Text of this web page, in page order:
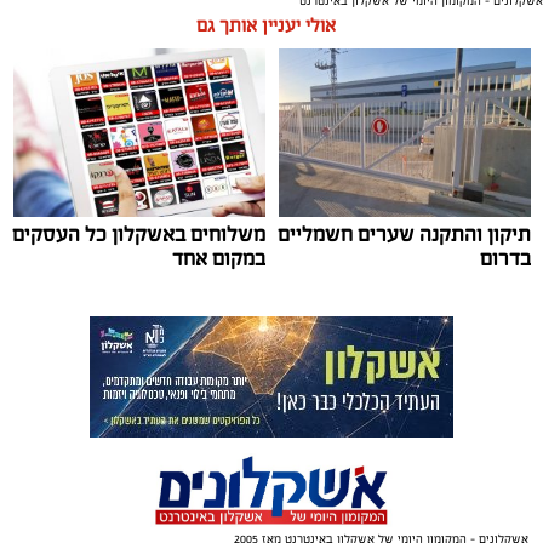
תגים:אשקלון, אקו פארק פסטיבל באגם
עיריית אשקלון תקיים בסוף חודש אוגוסט את פסטיבל ‘בירה
באגם׳ 3, אירוע המוזיקה והפנאי המרכזי של הקיץ, שיתקיים
בימים רביעי וחמישי, 26-27 באוגוסט 2026, באקו-פארק
אשקלון.
השנה הפסטיבל למשוך אלפי משתתפים, שייהנו מחוויה של
בירה, טעמים ומוזיקה באחד הלוקיישנים היפים בישראל.
המתחם יכלול עשרות דוכני בירה ממבשלות מקומיות
ובינלאומיות, מגוון רחב של דוכני אוכל, מתחמי ישיבה
ואווירה צעירה ותוססת לצד האגם המלאכותי הגדול בישראל.
הפסטיבל יכלול הופעות חיות של אמנים מהשורה הראשונה:
אולי יעניין אותך גם
תיקון והתקנה שערים חשמליים
בדרום
משלוחים באשקלון כל העסקים
במקום אחד
אשקלונים - המקומון היומי של אשקלון באינטרנט מאז 2005